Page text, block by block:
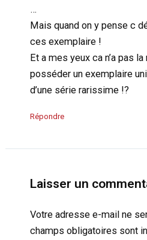
…
Mais quand on y pense c
ces exemplaire !
Et a mes yeux ca n’a pas
posséder un exemplaire
d’une série rarissime !?
Répondre
Laisser un
Votre adresse e-mail ne
champs obligatoires sont